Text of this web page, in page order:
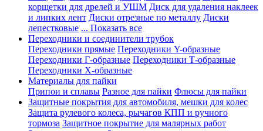
корщетки для дрелей и УШМ Диск для удаления наклеек
и липких лент Диски отрезные по металлу Диски
лепестковые ... Показать все
Переходники и соединители трубок
Переходники прямые Переходники Y-образные
Переходники Г-образные Переходники Т-образные
Переходники Х-образные
Материалы для пайки
Припои и сплавы Разное для пайки Флюсы для пайки
Защитные покрытия для автомобиля, мешки для колес
Защита рулевого колеса, рычагов КПП и ручного
тормоза Защитное покрытие для малярных работ